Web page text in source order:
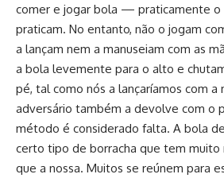
comer e jogar bola — praticamente o
praticam. No entanto, não o jogam
a lançam nem a manuseiam com as
a bola levemente para o alto e
pé, tal como nós a lançaríamos com a
adversário também a devolve com
método é considerado falta. A bola
certo tipo de borracha que tem muito
que a nossa. Muitos se reúnem para